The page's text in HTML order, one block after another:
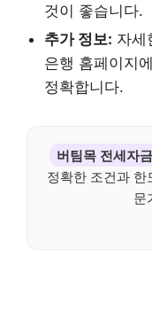
것이 좋습니다.
추가 정보: 자세
은행 홈페이지
정확합니다.
버팀목 전세자
정확한 조건과 한
문